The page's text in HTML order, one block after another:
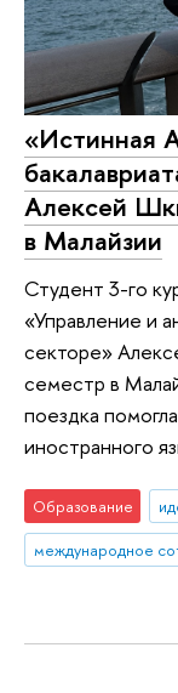
«Истинная
Алексей
в Малайзии
Студент 3-го
«Управление и
секторе»
семестр в
поездка
иностранного
Образование
международное